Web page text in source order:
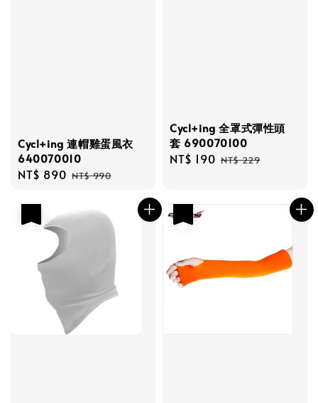
Cycl+ing 連帽雞蛋風衣
640070010
Sale
NT$ 890 Regular
NT$ 990
Cycl+ing 全罩式彈性頭
套 690070100
Sale
NT$ 190 Regular
NT$ 229